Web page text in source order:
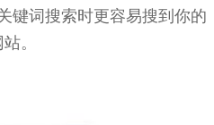
键词搜索时更容易搜到你的
站。